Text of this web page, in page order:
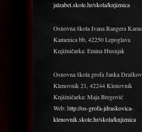
jalzabet.skole.hr/skola/knjiznica
Osnovna škola Ivana Rangera
Kamenica bb, 42250 Lepoglava
Knjižničarka: Emina Husnjak
Osnovna škola grofa Janka
Klenovnik 21, 42244 Klenovnik
Knjižničarka: Maja Bregović
Web: http://os-grofa-jdraskovica-
klenovnik.skole.hr/skola/knjiznica